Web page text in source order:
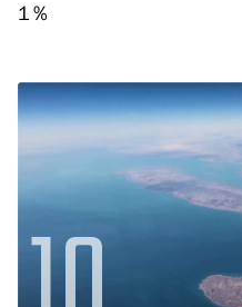
1％